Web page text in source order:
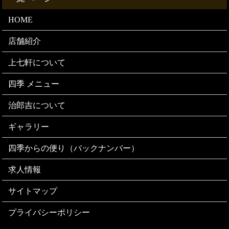
HOME
店舗紹介
上七軒について
四季 メニュー
治郎吉について
ギャラリー
四季からの便り（バックナンバー）
求人情報
サイトマップ
プライバシーポリシー